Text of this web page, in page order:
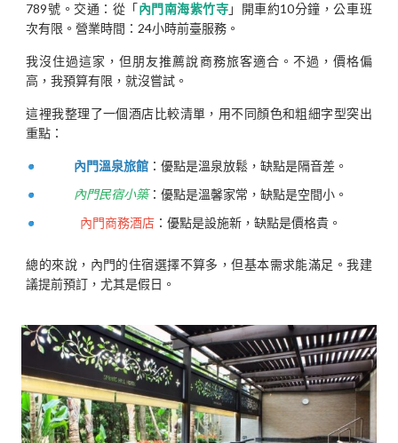
789號。交通：從「內門南海紫竹寺」開車約10分鐘，公車班
次有限。營業時間：24小時前臺服務。
我沒住過這家，但朋友推薦說商務旅客適合。不過，價格偏
高，我預算有限，就沒嘗試。
這裡我整理了一個酒店比較清單，用不同顏色和粗細字型突出
重點：
內門溫泉旅館：優點是溫泉放鬆，缺點是隔音差。
內門民宿小築：優點是溫馨家常，缺點是空間小。
內門商務酒店：優點是設施新，缺點是價格貴。
總的來說，內門的住宿選擇不算多，但基本需求能滿足。我建
議提前預訂，尤其是假日。